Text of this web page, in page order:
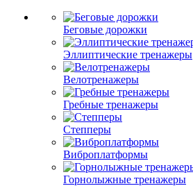
Беговые дорожки
Эллиптические тренажеры
Велотренажеры
Гребные тренажеры
Степперы
Виброплатформы
Горнолыжные тренажеры